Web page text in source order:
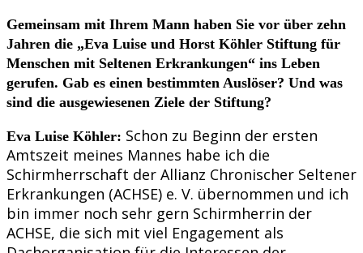
Gemeinsam mit Ihrem Mann haben Sie vor über zehn
Jahren die „Eva Luise und Horst Köhler Stiftung für
Menschen mit Seltenen Erkrankungen“ ins Leben
gerufen. Gab es einen bestimmten Auslöser? Und was
sind die ausgewiesenen Ziele der Stiftung?
Eva Luise Köhler: Schon zu Beginn der ersten
Amtszeit meines Mannes habe ich die
Schirmherrschaft der Allianz Chronischer Seltener
Erkrankungen (ACHSE) e. V. übernommen und ich
bin immer noch sehr gern Schirmherrin der
ACHSE, die sich mit viel Engagement als